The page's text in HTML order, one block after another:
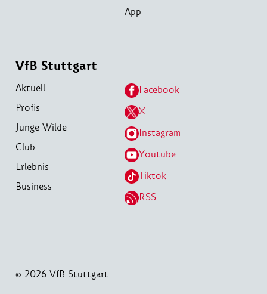
App
VfB Stuttgart
Aktuell
Profis
Junge Wilde
Club
Erlebnis
Business
Facebook
X
Instagram
Youtube
Tiktok
RSS
© 2026 VfB Stuttgart